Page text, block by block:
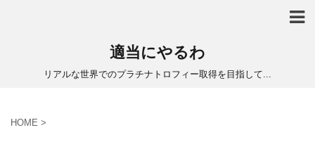
適当にやるわ
リアルな世界でのプラチナトロフィー取得を目指して...
HOME >